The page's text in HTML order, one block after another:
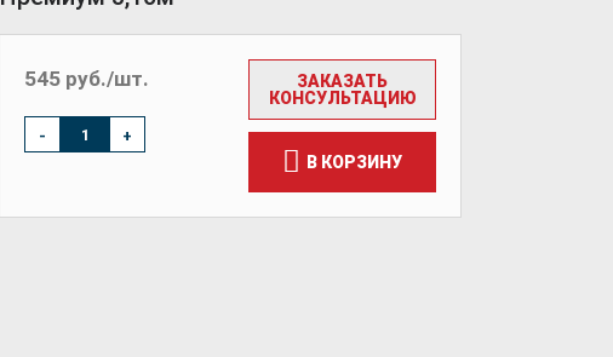
545 руб./шт.
- +
ЗАКАЗАТЬ
КОНСУЛЬТАЦИЮ
В КОРЗИНУ